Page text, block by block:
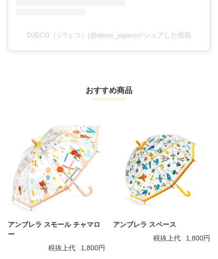
DJECO（シ?ェコ）(@djeco_japan)がシェアした投稿
おすすめ商品
アンブレラ スモール チャマロ
ー
税抜上代
1,800円
アンブレラ スペース
税抜上代
1,800円